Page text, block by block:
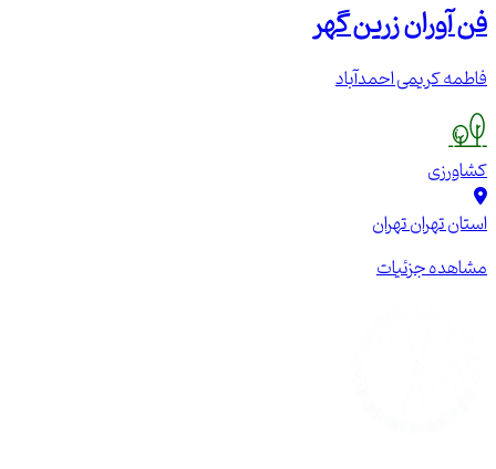
فن آوران زرین گهر
فاطمه کریمی احمدآباد
کشاورزی
استان تهرانتهران
مشاهده جزئیات